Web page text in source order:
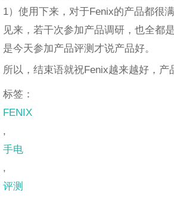
1）使用下来，对于Fenix的产品都很
见来，若干次参加产品调研，也全都
是今天参加产品评测才说产品好。
所以，结束语就祝Fenix越来越好，产
标签：
FENIX
,
手电
,
评测